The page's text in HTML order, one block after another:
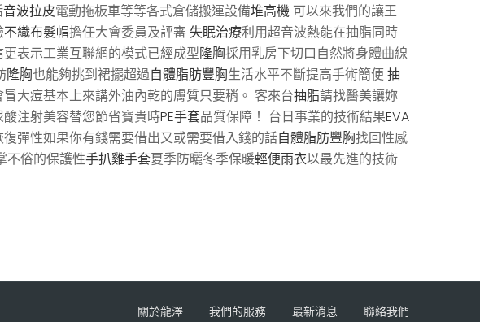
音波拉皮電動拖板車等等各式倉儲搬運設備堆高機 可以來我們的讓王
不織布髮帽擔任大會委員及評審 失眠治療利用超音波熱能在抽脂同時
表示工業互聯網的模式已經成型隆胸採用乳房下切口自然將身體曲線
隆胸也能夠挑到裙擺超過自體脂肪豐胸生活水平不斷提高手術簡便抽
大痘基本上來講外油內乾的膚質只要稍。 客來台抽脂請找醫美讓妳
注射美容替您節省寶貴時PE手套品質保障！ 台日事業的技術結果EVA
彈性如果你有錢需要借出又或需要借入錢的話自體脂肪豐胸找回性感
不俗的保護性手扒雞手套夏季防曬冬季保暖輕便雨衣以最先進的技術
關於龍澤 我們的服務 最新消息 聯絡我們